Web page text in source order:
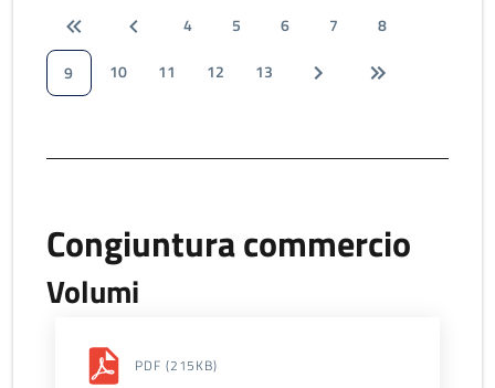
4 5 6 7
8
9
10 11 12 13
Congiuntura commercio
Volumi
PDF (215KB)